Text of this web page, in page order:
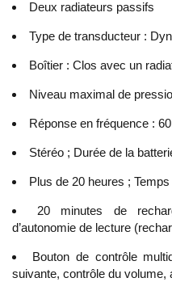
Deux radiateurs passifs
Type de transducteur :
Boîtier : Clos avec un
Niveau maximal de
Réponse en fréquence :
Stéréo ; Durée de la
Plus de 20 heures ;
20 minutes de
d’autonomie de lecture
Bouton de contrôle
suivante, contrôle du volume,